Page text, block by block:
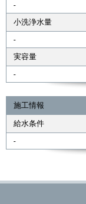
-
小洗浄水量
-
実容量
-
施工情報
給水条件
-